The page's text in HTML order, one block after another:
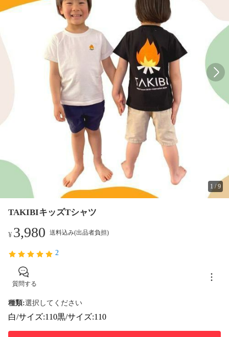
1 /9
TAKIBIキッズTシャツ
¥3,980 送料込み(出品者負担)
2
質問する
種類:選択してください
白/サイズ:110黒/サイズ:110